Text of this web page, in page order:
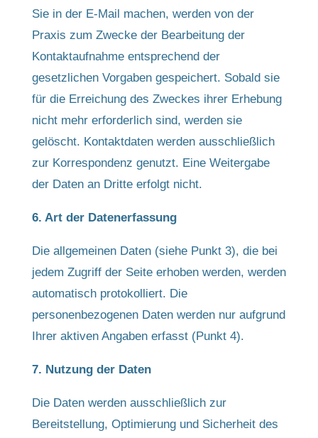
Sie in der E-Mail machen, werden von der
Praxis zum Zwecke der Bearbeitung der
Kontaktaufnahme entsprechend der
gesetzlichen Vorgaben gespeichert. Sobald sie
für die Erreichung des Zweckes ihrer Erhebung
nicht mehr erforderlich sind, werden sie
gelöscht. Kontaktdaten werden ausschließlich
zur Korrespondenz genutzt. Eine Weitergabe
der Daten an Dritte erfolgt nicht.
6. Art der Datenerfassung
Die allgemeinen Daten (siehe Punkt 3), die bei
jedem Zugriff der Seite erhoben werden, werden
automatisch protokolliert. Die
personenbezogenen Daten werden nur aufgrund
Ihrer aktiven Angaben erfasst (Punkt 4).
7. Nutzung der Daten
Die Daten werden ausschließlich zur
Bereitstellung, Optimierung und Sicherheit des